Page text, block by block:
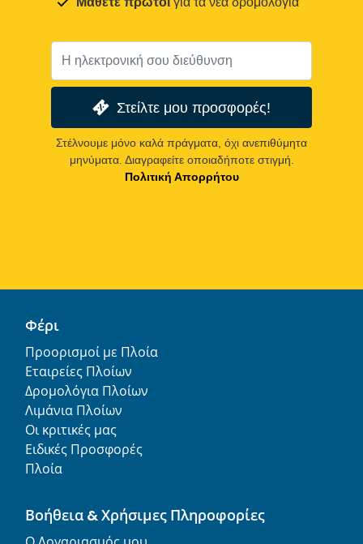
Στείλτε μου προσφορές!
Στέλνουμε μόνο καλά πράγματα, όχι ανεπιθύμητα
μηνύματα. Διαγραφείτε οποιαδήποτε στιγμή.
Πολιτική Απορρήτου
Φέρι
Προορισμοί με Πλοία
Εταιρείες Πλοίων
Δρομολόγια Πλοίων
Λιμάνια Πλοίων
Οι κριτικές μας
Ειδικές Προσφορές
Πλοία
Βοήθεια & Χρήσιμες Πληροφορίες